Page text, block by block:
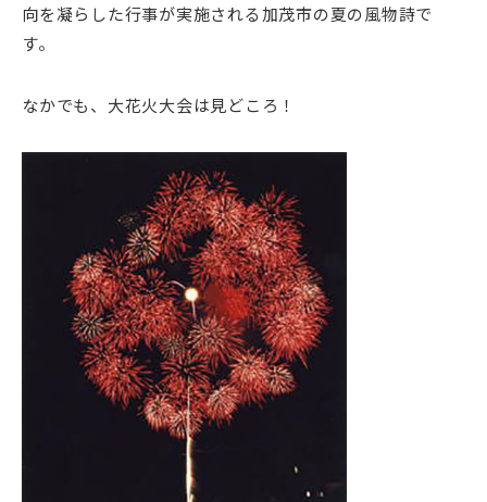
向を凝らした行事が実施される加茂市の夏の風物詩で
す。
なかでも、大花火大会は見どころ！